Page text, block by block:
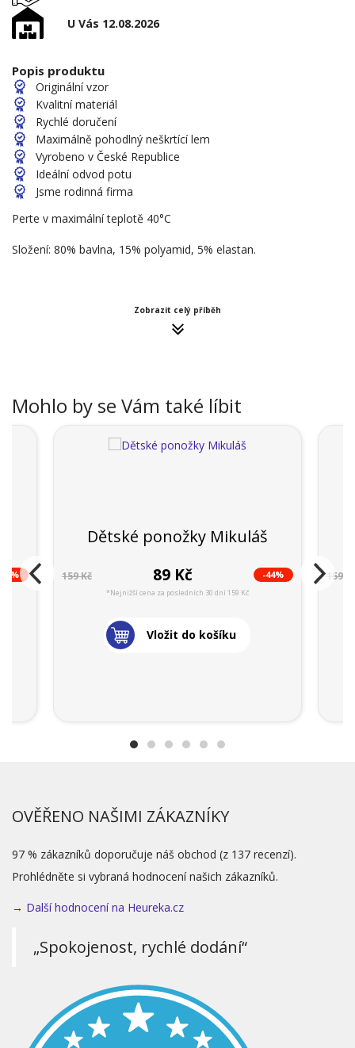
U Vás 12.08.2026
Popis produktu
Originální vzor
Kvalitní materiál
Rychlé doručení
Maximálně pohodlný neškrtící lem
Vyrobeno v České Republice
Ideální odvod potu
Jsme rodinná firma
Perte v maximální teplotě 40°C
Složení: 80% bavlna, 15% polyamid, 5% elastan.
Zobrazit celý příběh
Mohlo by se Vám také líbit
Dětské ponožky Mikuláš
159 Kč 89 Kč -44%
*Nejnižší cena za posledních 30 dní 159 Kč
Vložit do košíku
159
OVĚŘENO NAŠIMI ZÁKAZNÍKY
97 % zákazníků doporučuje náš obchod (z 137 recenzí).
Prohlédněte si vybraná hodnocení našich zákazníků.
→ Další hodnocení na Heureka.cz
„Spokojenost, rychlé dodání“